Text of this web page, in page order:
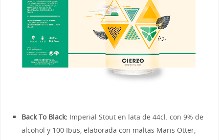
Back To Black: Imperial Stout en lata de 44cl. con 9% de
alcohol y 100 Ibus, elaborada con maltas Maris Otter,